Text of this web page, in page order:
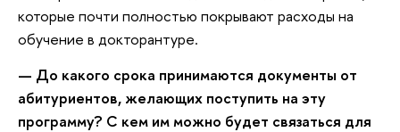
которые почти полностью покрывают расходы на
обучение в докторантуре.
— До какого срока принимаются документы от
абитуриентов, желающих поступить на эту
программу? С кем им можно будет связаться для